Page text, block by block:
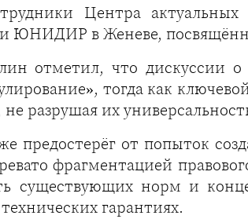
Центра
ЮНИДИР в Женеве,
отметил, что дискуссии
тогда как
разрушая их
предостерёг от попыток
фрагментацией
существующих норм и
гарантиях.